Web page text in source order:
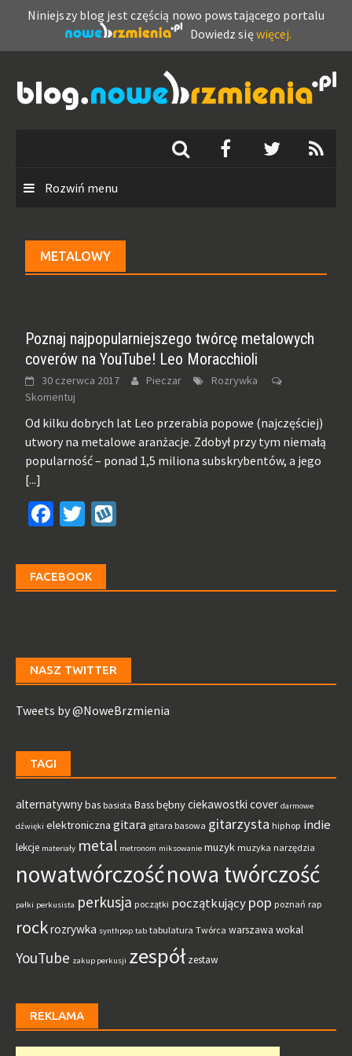
Niniejszy blog jest częścią nowo powstającego portalu
Dowiedz sięwięcej.
content
Rozwiń menu
METALOWY
Poznaj najpopularniejszego twórcę metalowych
coverów na YouTube! Leo Moracchioli
30 czerwca 2017 Pieczar
Rozrywka
Skomentuj
Od kilku dobrych lat Leo przerabia popowe (najczęściej)
utwory na metalowe aranżacje. Zdobył przy tym niemałą
popularność – ponad 1,5 miliona subskrybentów, a jego
[...]
Facebook
Twitter
FACEBOOK
NASZ TWITTER
Tweets by @NoweBrzmienia
TAGI
alternatywnybas basista Bassbębnyciekawostki cover darmowe
dźwięki elektroniczna gitara gitara basowa gitarzysta hiphop indie
lekcje materiały metal metronom miksowanie muzyk muzyka narzędzia
nowatwórczośćnowa twórczość
pałki perkusista perkusja początki początkującypop poznań rap
rockrozrywka synthpop tab tabulatura Twórca warszawa wokal
YouTube zakup perkusji zespół zestaw
REKLAMA